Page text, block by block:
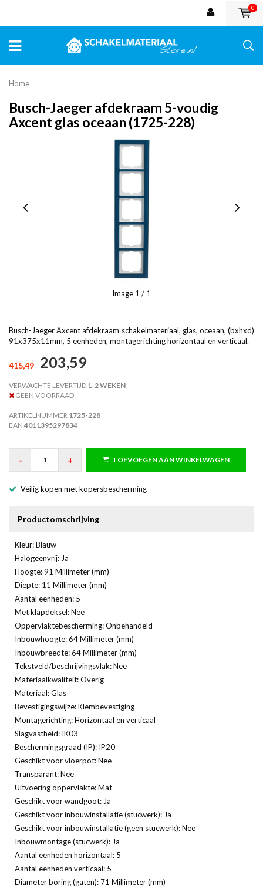
0
Home
Busch-Jaeger afdekraam 5-voudig
Axcent glas oceaan (1725-228)
Image 1 / 1
Busch-Jaeger Axcent afdekraam schakelmateriaal, glas, oceaan, (bxhxd)
91x375x11mm, 5 eenheden, montagerichting horizontaal en verticaal.
415,49 203,59
VERWACHTE LEVERTIJD 1-2 WEKEN
GEEN VOORRAAD
ARTIKELNUMMER 1725-228
EAN 4011395297834
- + TOEVOEGEN AAN WINKELWAGEN
Veilig kopen met kopersbescherming
Productomschrijving
Kleur: Blauw
Halogeenvrij: Ja
Hoogte: 91 Millimeter (mm)
Diepte: 11 Millimeter (mm)
Aantal eenheden: 5
Met klapdeksel: Nee
Oppervlaktebescherming: Onbehandeld
Inbouwhoogte: 64 Millimeter (mm)
Inbouwbreedte: 64 Millimeter (mm)
Tekstveld/beschrijvingsvlak: Nee
Materiaalkwaliteit: Overig
Materiaal: Glas
Bevestigingswijze: Klembevestiging
Montagerichting: Horizontaal en verticaal
Slagvastheid: IK03
Beschermingsgraad (IP): IP20
Geschikt voor vloerpot: Nee
Transparant: Nee
Uitvoering oppervlakte: Mat
Geschikt voor wandgoot: Ja
Geschikt voor inbouwinstallatie (stucwerk): Ja
Geschikt voor inbouwinstallatie (geen stucwerk): Nee
Inbouwmontage (stucwerk): Ja
Aantal eenheden horizontaal: 5
Aantal eenheden verticaal: 5
Diameter boring (gaten): 71 Millimeter (mm)